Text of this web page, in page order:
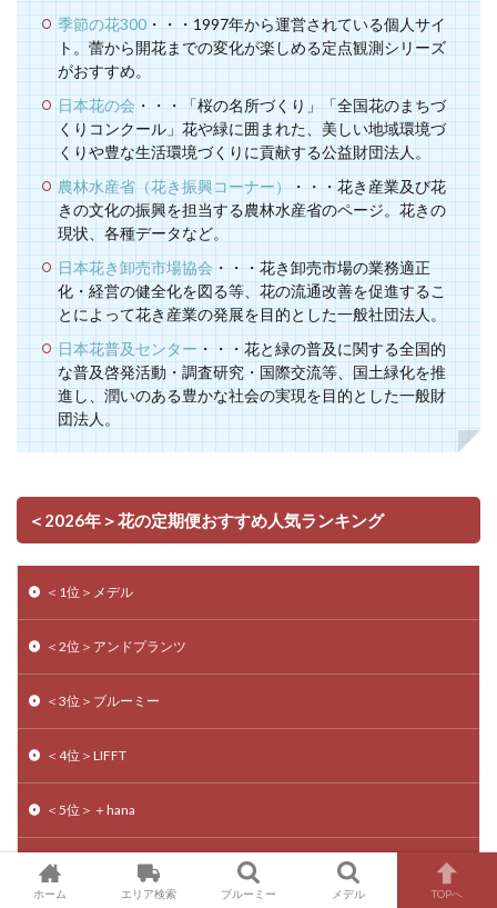
季節の花300・・・1997年から運営されている個人サイ
ト。蕾から開花までの変化が楽しめる定点観測シリーズ
がおすすめ。
日本花の会・・・「桜の名所づくり」「全国花のまちづ
くりコンクール」花や緑に囲まれた、美しい地域環境づ
くりや豊な生活環境づくりに貢献する公益財団法人。
農林水産省（花き振興コーナー）・・・花き産業及び花
きの文化の振興を担当する農林水産省のページ。花きの
現状、各種データなど。
日本花き卸売市場協会・・・花き卸売市場の業務適正
化・経営の健全化を図る等、花の流通改善を促進するこ
とによって花き産業の発展を目的とした一般社団法人。
日本花普及センター・・・花と緑の普及に関する全国的
な普及啓発活動・調査研究・国際交流等、国土緑化を推
進し、潤いのある豊かな社会の実現を目的とした一般財
団法人。
＜2026年＞花の定期便おすすめ人気ランキング
＜1位＞メデル
＜2位＞アンドプランツ
＜3位＞ブルーミー
＜4位＞LIFFT
＜5位＞＋hana
＜6位＞ひとはな
ホーム エリア検索 ブルーミー メデル TOPへ